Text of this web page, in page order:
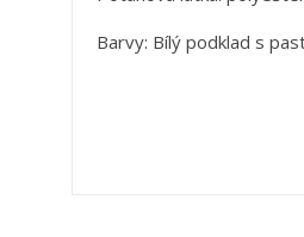
Barvy: Bílý podklad s
-
-